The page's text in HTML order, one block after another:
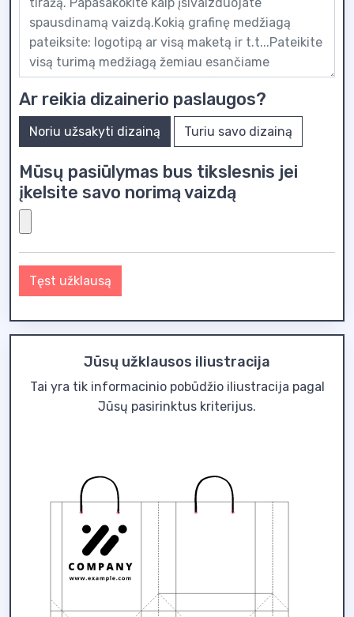
Ar reikia dizainerio paslaugos?
Noriu užsakyti dizainą Turiu savo dizainą
Mūsų pasiūlymas bus tikslesnis jei
įkelsite savo norimą vaizdą
Tęst užklausą
Jūsų užklausos iliustracija
Tai yra tik informacinio pobūdžio iliustracija pagal
Jūsų pasirinktus kriterijus.